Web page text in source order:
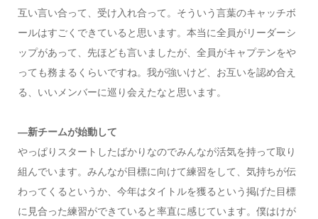
互い言い合って、受け入れ合って。そういう言葉のキャッチボ
ールはすごくできていると思います。本当に全員がリーダーシ
ップがあって、先ほども言いましたが、全員がキャプテンをや
っても務まるくらいですね。我が強いけど、お互いを認め合え
る、いいメンバーに巡り会えたなと思います。
―新チームが始動して
やっぱりスタートしたばかりなのでみんなが活気を持って取り
組んでいます。みんなが目標に向けて練習をして、気持ちが伝
わってくるというか、今年はタイトルを獲るという掲げた目標
に見合った練習ができていると率直に感じています。僕はけが